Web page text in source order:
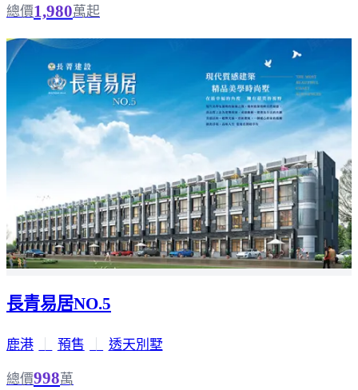
總價1,980萬起
長青易居NO.5
鹿港 預售 透天別墅
總價998萬